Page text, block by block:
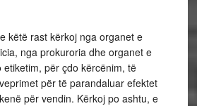
këtë rast kërkoj nga organet e
nga prokuroria dhe organet e
për çdo kërcënim, të
për të parandaluar efektet
për vendin. Kërkoj po ashtu, e